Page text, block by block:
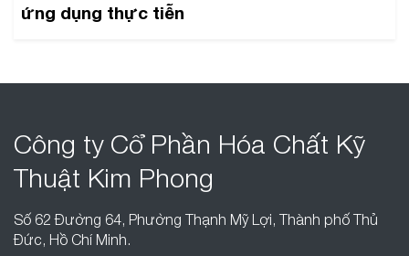
ứng dụng thực tiễn
Công ty Cổ Phần Hóa Chất Kỹ
Thuật Kim Phong
Số 62 Đường 64, Phường Thạnh Mỹ Lợi, Thành phố Thủ
Đức, Hồ Chí Minh.